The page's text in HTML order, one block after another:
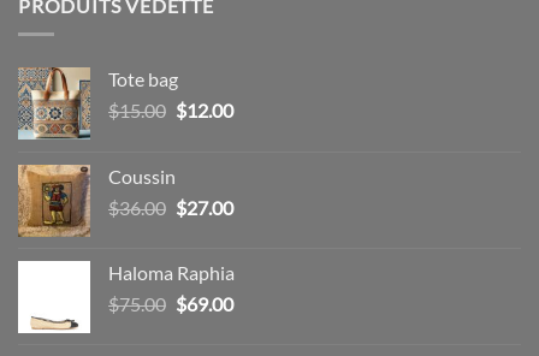
PRODUITS VEDETTE
Tote bag
$15.00 Le
était :
$15.00.
$12.00Le
$12.00.
Coussin
$36.00 Le
était :
$36.00.
$27.00Le
est :
$27.00.
Haloma Raphia
$75.00 Le
$69.00Le